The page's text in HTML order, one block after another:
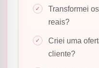
Transformei
reais?
Criei uma
cliente?